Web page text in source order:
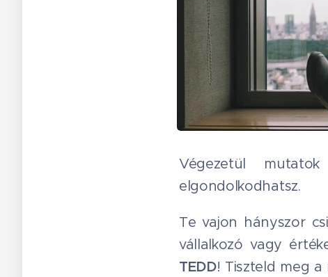
Végezetül
elgondolkodhatsz.
Te vajon hányszor
vállalkozó vagy
TEDD! Tiszteld meg a